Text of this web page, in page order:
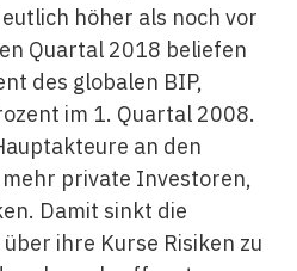
höher als noch vor
Quartal 2018 beliefen
des globalen BIP,
im 1. Quartal 2008.
an den
private Investoren,
Damit sinkt die
ihre Kurse Risiken zu